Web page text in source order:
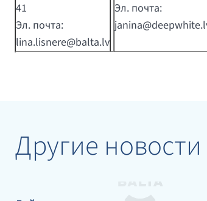
41
Эл. почта:
lina.lisnere@balta.lv
Эл. почта:
Другие новости